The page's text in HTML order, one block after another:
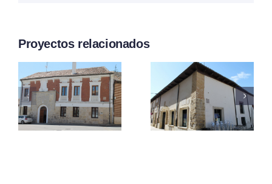
Proyectos relacionados
Del
Marqués
De
Santillana
Del
Balcón